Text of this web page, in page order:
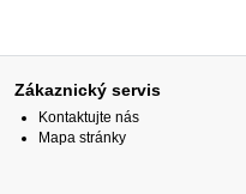
Zákaznický servis
Kontaktujte nás
Mapa stránky